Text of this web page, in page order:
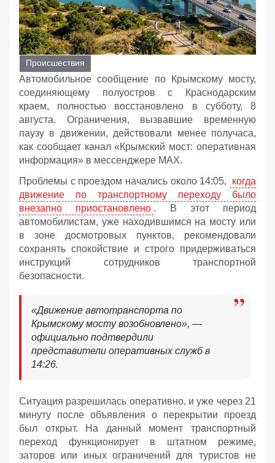
Происшествия
Автомобильное сообщение по Крымскому мосту,
соединяющему полуостров с Краснодарским
краем, полностью восстановлено в субботу, 8
августа. Ограничения, вызвавшие временную
паузу в движении, действовали менее получаса,
как сообщает канал «Крымский мост: оперативная
информация» в мессенджере MAX.
Проблемы с проездом начались около 14:05,
когда
движение по транспортному переходу было
внезапно приостановлено . В этот период
автомобилистам, уже находившимся на мосту или
в зоне досмотровых пунктов, рекомендовали
сохранять спокойствие и строго придерживаться
инструкций сотрудников транспортной
безопасности.
«Движение автотранспорта по
Крымскому мосту возобновлено», —
официально подтвердили
представители оперативных служб в
14:26.
Ситуация разрешилась оперативно, и уже через 21
минуту после объявления о перекрытии проезд
был открыт. На данный момент транспортный
переход функционирует в штатном режиме,
заторов или иных ограничений для туристов не